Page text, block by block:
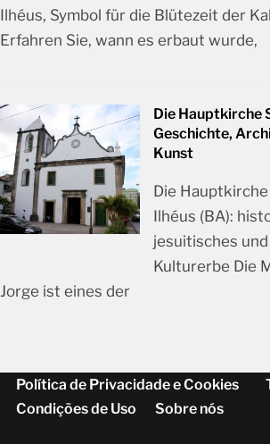
Ilhéus, Symbol für die Blütezeit der
Erfahren Sie, wann es erbaut wurde,
Die Hauptkirche
Geschichte,
Kunst
Die Hauptkirche
Ilhéus (BA):
jesuitisches
Kulturerbe Die
Jorge ist eines der
Política de Privacidade e Cookies
Condições de Uso
Sobre nós